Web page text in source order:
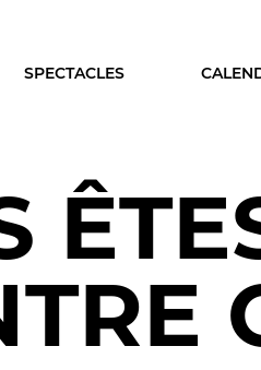
SPECTACLES
SAISON
LA SAISON
Les Spectacles
Le Calendrier
Productions & coproductions